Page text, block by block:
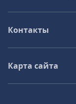
Контакты
Карта сайта